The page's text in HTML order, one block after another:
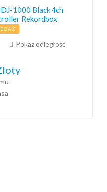
1000 Black 4ch
Rekordbox
Pokaż odległość